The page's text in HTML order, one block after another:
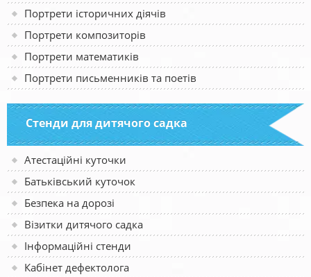
Портрети історичних діячів
Портрети композиторів
Портрети математиків
Портрети письменників та поетів
Стенди для дитячого садка
Атестаційні куточки
Батьківський куточок
Безпека на дорозі
Візитки дитячого садка
Інформаційні стенди
Кабінет дефектолога